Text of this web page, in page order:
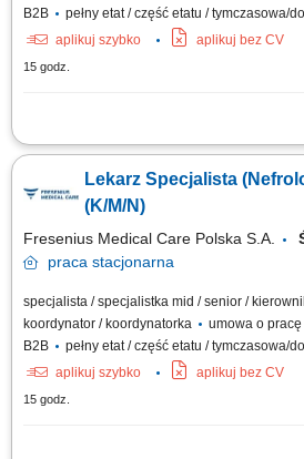
B2B
pełny etat / część etatu / tymczasowa/
aplikuj szybko
aplikuj bez CV
15 godz.
Do Twoich obowiązków będzie należeć:
zdrowotnych u pacjentów dializowanych.
diagnostycznych, a w szczególności
Lekarz Specjalista
(K/M/N)
Fresenius Medical Care Polska S.A.
praca stacjonarna
specjalista / specjalistka mid / senior /
koordynator / koordynatorka
umowa o
B2B
pełny etat / część etatu / tymczasowa/
aplikuj szybko
aplikuj bez CV
15 godz.